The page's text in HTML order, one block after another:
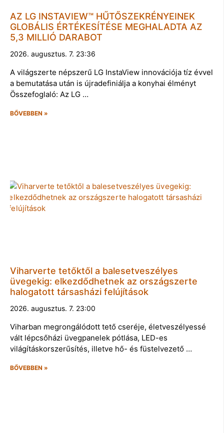
AZ LG INSTAVIEW™ HŰTŐSZEKRÉNYEINEK
GLOBÁLIS ÉRTÉKESÍTÉSE MEGHALADTA AZ
5,3 MILLIÓ DARABOT
2026. augusztus. 7. 23:36
A világszerte népszerű LG InstaView innovációja tíz évvel
a bemutatása után is újradefiniálja a konyhai élményt
Összefoglaló: Az LG …
BŐVEBBEN »
Viharverte tetőktől a balesetveszélyes
üvegekig: elkezdődhetnek az országszerte
halogatott társasházi felújítások
2026. augusztus. 7. 23:00
Viharban megrongálódott tető cseréje, életveszélyessé
vált lépcsőházi üvegpanelek pótlása, LED-es
világításkorszerűsítés, illetve hő- és füstelvezető …
BŐVEBBEN »